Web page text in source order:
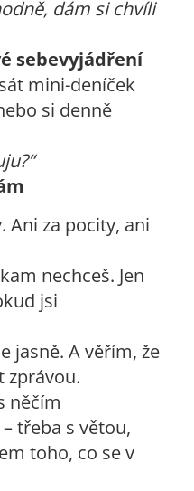
dám si chvíli
sebevyjádření
mini-deníček
si denně
Ani za pocity, ani
nechceš. Jen
jsi
jasně. A věřím, že
zprávou.
něčím
třeba s větou,
toho, co se v